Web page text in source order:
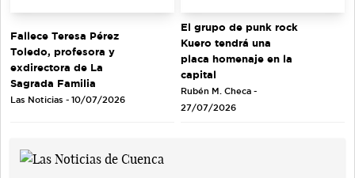
Fallece Teresa Pérez
Toledo, profesora y
exdirectora de La
Sagrada Familia
Las Noticias - 10/07/2026
El grupo de punk rock
Kuero tendrá una
placa homenaje en la
capital
Rubén M. Checa -
27/07/2026